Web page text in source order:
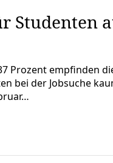
Studenten
Prozent empfinden
der Jobsuche